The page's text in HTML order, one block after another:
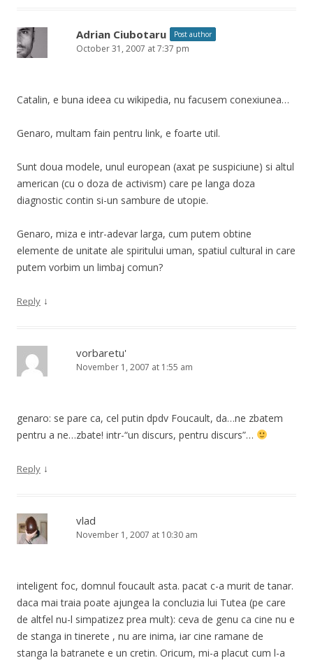
Adrian Ciubotaru Post author
October 31, 2007 at 7:37 pm
Catalin, e buna ideea cu wikipedia, nu facusem conexiunea…
Genaro, multam fain pentru link, e foarte util.
Sunt doua modele, unul european (axat pe suspiciune) si altul
american (cu o doza de activism) care pe langa doza
diagnostic contin si-un sambure de utopie.
Genaro, miza e intr-adevar larga, cum putem obtine
elemente de unitate ale spiritului uman, spatiul cultural in care
putem vorbim un limbaj comun?
Reply ↓
vorbaretu'
November 1, 2007 at 1:55 am
genaro: se pare ca, cel putin dpdv Foucault, da…ne zbatem
pentru a ne…zbate! intr-“un discurs, pentru discurs”…
Reply ↓
vlad
November 1, 2007 at 10:30 am
inteligent foc, domnul foucault asta. pacat c-a murit de tanar.
daca mai traia poate ajungea la concluzia lui Tutea (pe care
de altfel nu-l simpatizez prea mult): ceva de genu ca cine nu e
de stanga in tinerete , nu are inima, iar cine ramane de
stanga la batranete e un cretin. Oricum, mi-a placut cum l-a